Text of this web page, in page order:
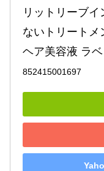
リットリーブ
ないトリートメ
ヘア美容液 ラ
852415001697